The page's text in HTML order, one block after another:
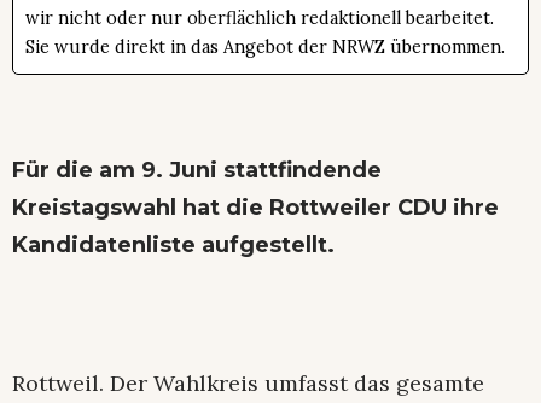
wir nicht oder nur oberflächlich redaktionell bearbeitet.
Sie wurde direkt in das Angebot der NRWZ übernommen.
Für die am 9. Juni stattfindende
Kreistagswahl hat die Rottweiler CDU ihre
Kandidatenliste aufgestellt.
Rottweil. Der Wahlkreis umfasst das gesamte